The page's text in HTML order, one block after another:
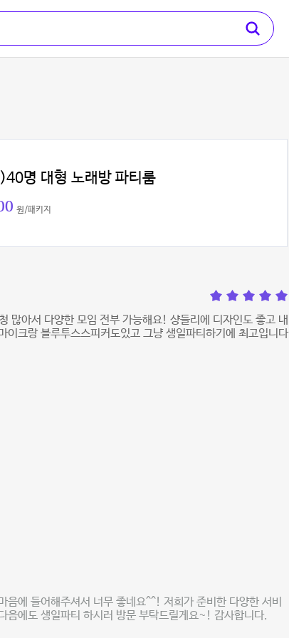
명 대형 노래방 파티룸
원/패키지
많아서 다양한 모임 전부 가능해요! 샹들리에 디자인도 좋고 내
이크랑 블루투스스피커도있고 그냥 생일파티하기에 최고입니다
음에 들어해주셔서 너무 좋네요^^! 저희가 준비한 다양한 서비
음에도 생일파티 하시러 방문 부탁드릴게요~! 감사합니다.